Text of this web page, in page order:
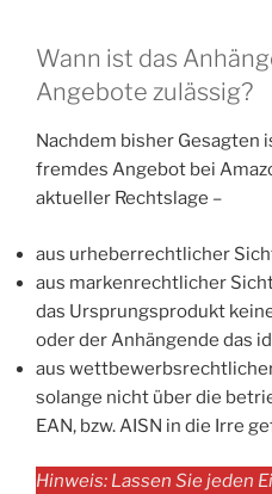
Wann ist das
Angebote zulässig?
Nachdem bisher Gesagten
fremdes Angebot bei
aktueller Rechtslage –
aus urheberrechtlicher
aus markenrechtlicher
das Ursprungsprodukt
oder der Anhängende das
aus
solange nicht über die
EAN, bzw. AISN in die Irre
Hinweis: Lassen Sie jeden